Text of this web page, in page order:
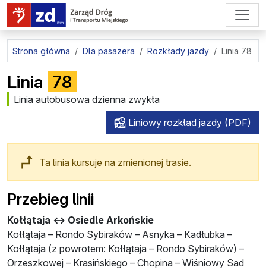
przejdź do treści strony
Strona główna Dla pasażera Rozkłady jazdy Linia 78
Linia 78
Linia autobusowa dzienna zwykła
Liniowy rozkład jazdy (PDF)
Ta linia kursuje na zmienionej trasie.
Przebieg linii
Kołłątaja ↔ Osiedle Arkońskie
Kołłątaja – Rondo Sybiraków – Asnyka – Kadłubka –
Kołłątaja (z powrotem: Kołłątaja – Rondo Sybiraków) –
Orzeszkowej – Krasińskiego – Chopina – Wiśniowy Sad